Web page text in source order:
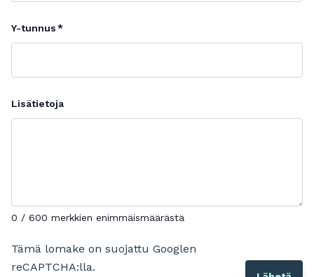
Y-tunnus
Lisätietoja
0 / 600 merkkien enimmäismäärästä
Tämä lomake on suojattu Googlen
reCAPTCHA:lla.